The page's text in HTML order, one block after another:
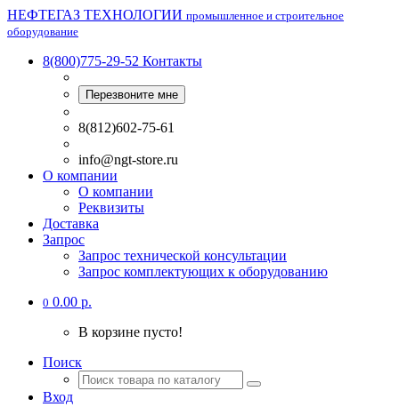
НЕФТЕГАЗ ТЕХНОЛОГИИ промышленное и строительное
оборудование
8(800)775-29-52 Контакты
Перезвоните мне
8(812)602-75-61
info@ngt-store.ru
О компании
О компании
Реквизиты
Доставка
Запрос
Запрос технической консультации
Запрос комплектующих к оборудованию
0 0.00 р.
В корзине пусто!
Поиск
Вход